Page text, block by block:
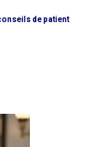
de patient